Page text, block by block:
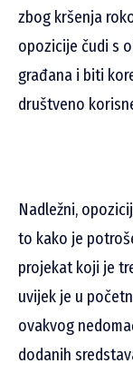
zbog kršenja
opozicije čudi s
građana i biti
društveno
Nadležni,
to kako je
projekat koji je
uvijek je u
ovakvog
dodanih